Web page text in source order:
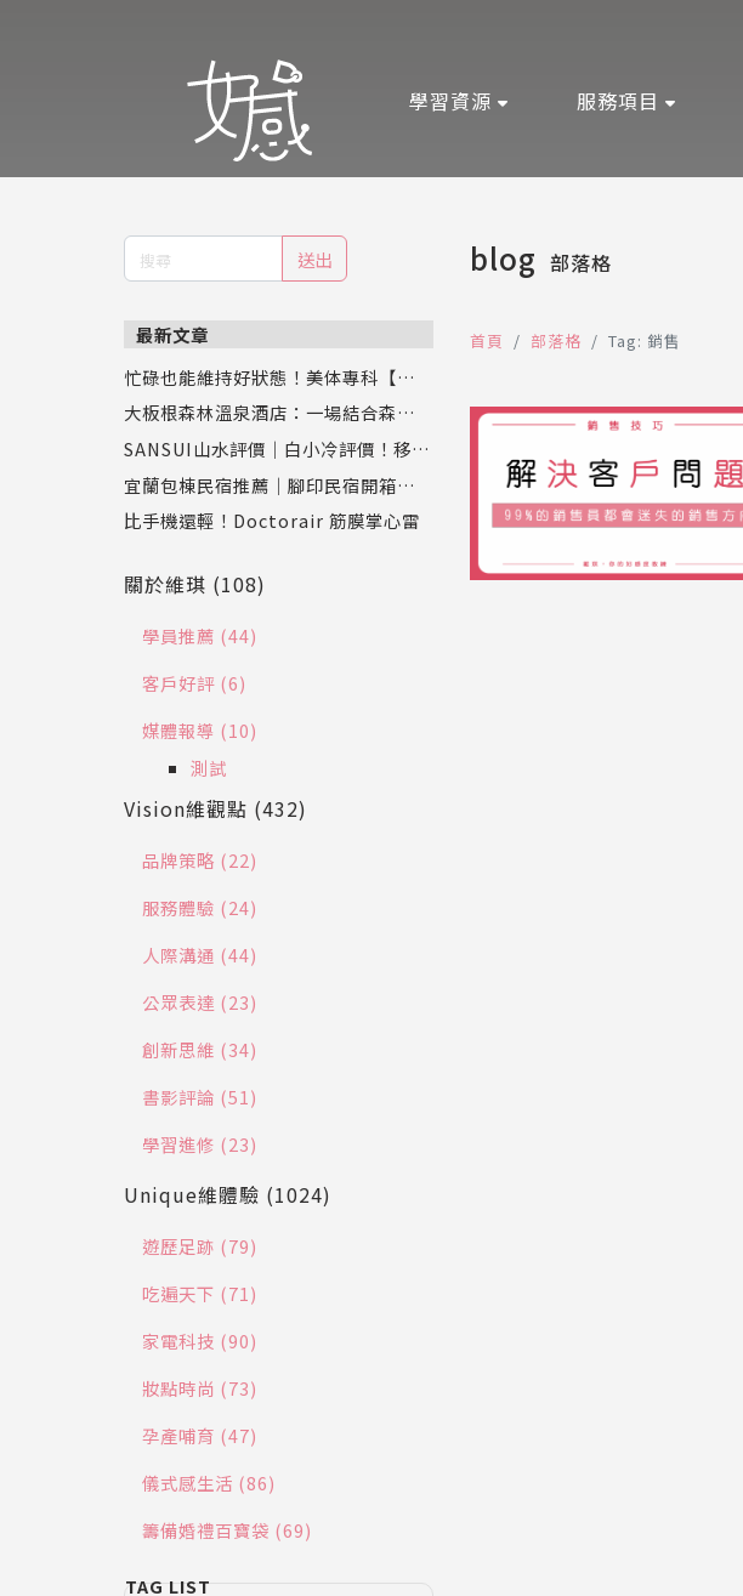
學習資源 服務項目
送出
最新文章
忙碌也能維持好狀態！美体專科【超眠
錠】評價：幫助入睡同時促進新陳代
謝，專業營養師推薦
大板根森林溫泉酒店：一場結合森林、
恐龍與溫泉的奇幻之旅
SANSUI山水評價｜白小冷評價！移動
式水冷扇實測，靜涼潤風循環水冷扇S
C-F9讓夏天舒服又省電
宜蘭包棟民宿推薦｜腳印民宿開箱：親
子、寵物、好友聚會都適合的壯圍新開
幕Villa
比手機還輕！Doctorair 筋膜掌心雷
關於維琪 (108)
學員推薦 (44)
客戶好評 (6)
媒體報導 (10)
測試
Vision維觀點 (432)
品牌策略 (22)
服務體驗 (24)
人際溝通 (44)
公眾表達 (23)
創新思維 (34)
書影評論 (51)
學習進修 (23)
Unique維體驗 (1024)
遊歷足跡 (79)
吃遍天下 (71)
家電科技 (90)
妝點時尚 (73)
孕產哺育 (47)
儀式感生活 (86)
籌備婚禮百寶袋 (69)
blog 部落格
首頁 部落格 Tag: 銷售